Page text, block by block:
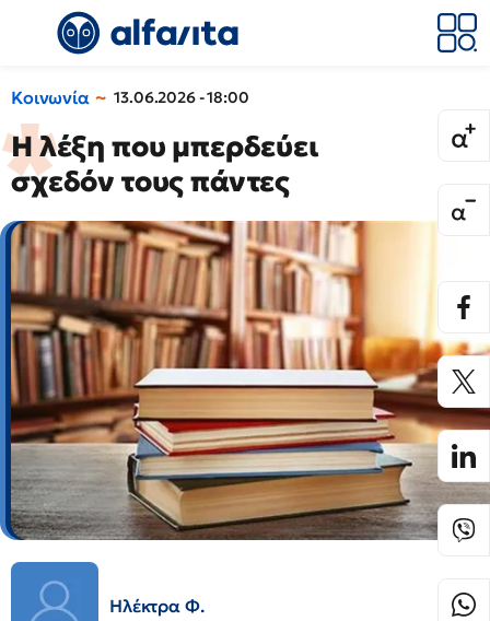
Κοινωνία 13.06.2026 - 18:00
Η λέξη που μπερδεύει
σχεδόν τους πάντες
Ηλέκτρα Φ.